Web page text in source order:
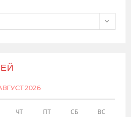
2026
ЧТ ПТ СБ ВС